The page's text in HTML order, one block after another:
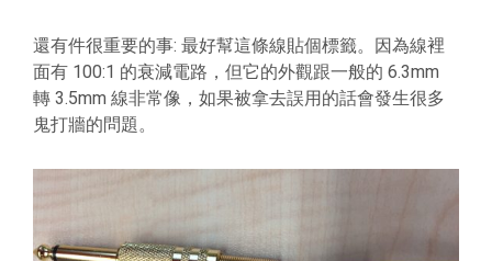
還有件很重要的事: 最好幫這條線貼個標籤。因為線裡
面有 100:1 的衰減電路，但它的外觀跟一般的 6.3mm
轉 3.5mm 線非常像，如果被拿去誤用的話會發生很多
鬼打牆的問題。